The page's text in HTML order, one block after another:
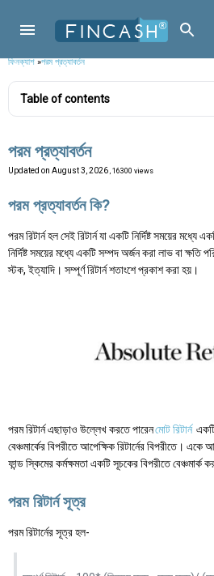
ফিনক্যাশ»পরম প্রত্যাবর্তন
Table of contents
পরম প্রত্যাবর্তন
Updated on August 3, 2026 , 16300 views
পরম প্রত্যাবর্তন কি?
পরম রিটার্ন হল সেই রিটার্ন যা একটি নির্দিষ্ট সময়ের
নির্দিষ্ট সময়ের মধ্যে একটি সম্পদ অর্জন করা লাভ বা ক্ষতি
স্টক, ইত্যাদি। সম্পূর্ণ রিটার্ন শতাংশে প্রকাশ করা হয়।
পরম রিটার্ন এছাড়াও উল্লেখ করতে পারেনমোট রিটার্ন
বেঞ্চমার্কের বিপরীতে আপেক্ষিক রিটার্নের বিপরীতে।
ফান্ড স্কিমের কর্মক্ষমতা একটি সূচকের বিপরীতে বেঞ্চমার্ক
পরম রিটার্ন সূত্র
পরম রিটার্নের সূত্র হল-